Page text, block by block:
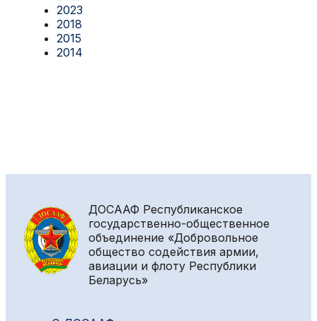
2023
2018
2015
2014
ДОСААФ Республиканское
государственно-общественное
объединение «Добровольное
общество содействия армии,
авиации и флоту Республики
Беларусь»